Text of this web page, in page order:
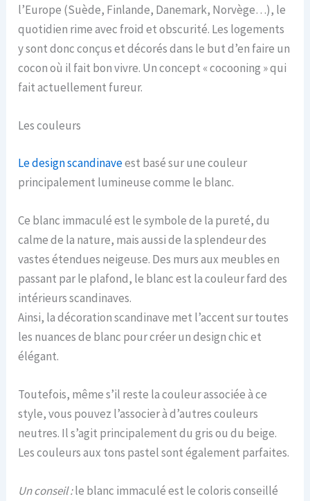
l’Europe (Suède, Finlande, Danemark, Norvège…), le
quotidien rime avec froid et obscurité. Les logements
y sont donc conçus et décorés dans le but d’en faire un
cocon où il fait bon vivre. Un concept « cocooning » qui
fait actuellement fureur.
Les couleurs
Le design scandinaveest basé sur une couleur
principalement lumineuse comme le blanc.
Ce blanc immaculé est le symbole de la pureté, du
calme de la nature, mais aussi de la splendeur des
vastes étendues neigeuse. Des murs aux meubles en
passant par le plafond, le blanc est la couleur fard des
intérieurs scandinaves.
Ainsi, la décoration scandinave met l’accent sur toutes
les nuances de blanc pour créer un design chic et
élégant.
Toutefois, même s’il reste la couleur associée à ce
style, vous pouvez l’associer à d’autres couleurs
neutres. Il s’agit principalement du gris ou du beige.
Les couleurs aux tons pastel sont également parfaites.
Un conseil :le blanc immaculé est le coloris conseillé